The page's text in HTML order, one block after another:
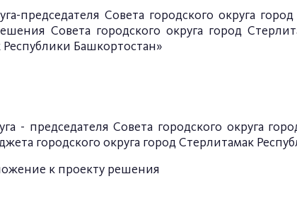
председателя Совета городского округа
Совета городского округа город
Республики Башкортостан»
- председателя Совета городского округа
городского округа город Стерлитамак
к проекту решения